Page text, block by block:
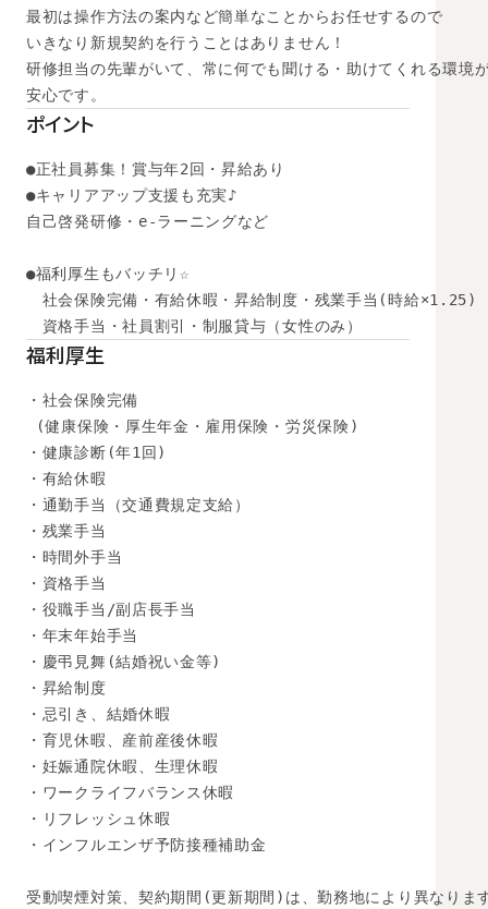
最初は操作方法の案内など簡単なことからお任せするので
いきなり新規契約を行うことはありません！
研修担当の先輩がいて、常に何でも聞ける・助けてくれる環境
ポイント
●正社員募集！賞与年2回・昇給あり
●キャリアアップ支援も充実♪
自己啓発研修・e-ラーニングなど
●福利厚生もバッチリ☆
社会保険完備・有給休暇・昇給制度・残業手当(時給×1.25)
資格手当・社員割引・制服貸与（女性のみ）
福利厚生
・社会保険完備
(健康保険・厚生年金・雇用保険・労災保険)
・健康診断(年1回)
・有給休暇
・通勤手当（交通費規定支給）
・残業手当
・時間外手当
・資格手当
・役職手当/副店長手当
・年末年始手当
・慶弔見舞(結婚祝い金等)
・昇給制度
・忌引き、結婚休暇
・育児休暇、産前産後休暇
・妊娠通院休暇、生理休暇
・ワークライフバランス休暇
・リフレッシュ休暇
・インフルエンザ予防接種補助金
受動喫煙対策、契約期間(更新期間)は、勤務地により異なりま